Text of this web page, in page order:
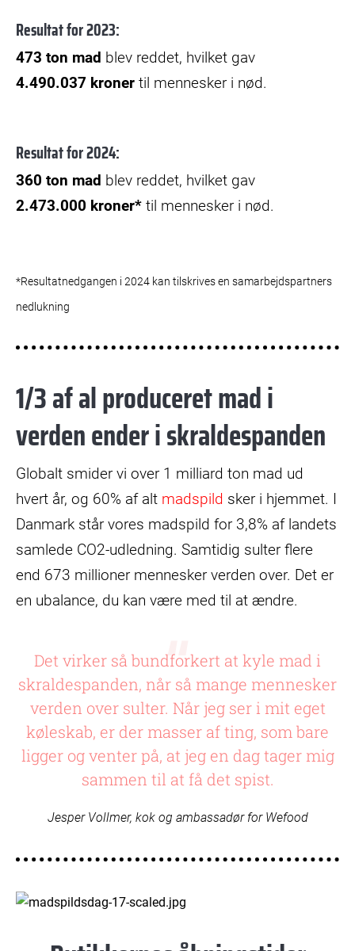
Resultat for 2023:
473 ton mad blev reddet, hvilket gav
4.490.037 kroner til mennesker i nød.
Resultat for 2024:
360 ton mad blev reddet, hvilket gav
2.473.000 kroner* til mennesker i nød.
*Resultatnedgangen i 2024 kan tilskrives en samarbejdspartners
nedlukning
1/3 af al produceret mad i
verden ender i skraldespanden
Globalt smider vi over 1 milliard ton mad ud
hvert år, og 60% af alt madspild sker i hjemmet. I
Danmark står vores madspild for 3,8% af landets
samlede CO2-udledning. Samtidig sulter flere
end 673 millioner mennesker verden over. Det er
en ubalance, du kan være med til at ændre.
Det virker så bundforkert at kyle mad i
skraldespanden, når så mange mennesker
verden over sulter. Når jeg ser i mit eget
køleskab, er der masser af ting, som bare
ligger og venter på, at jeg en dag tager mig
sammen til at få det spist.
Jesper Vollmer, kok og ambassadør for Wefood